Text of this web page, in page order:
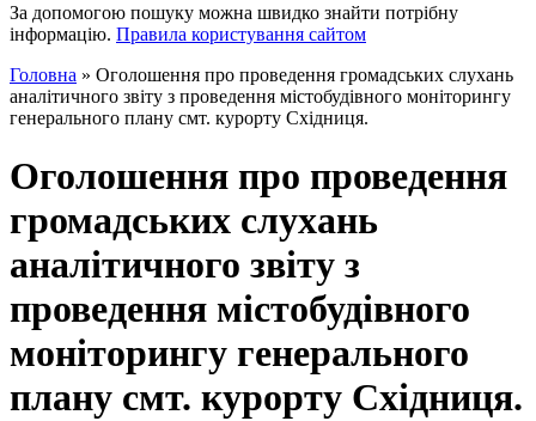
За допомогою пошуку можна швидко знайти потрібну
інформацію. Правила користування сайтом
Головна » Оголошення про проведення громадських слухань
аналітичного звіту з проведення містобудівного моніторингу
генерального плану смт. курорту Східниця.
Оголошення про проведення
громадських слухань
аналітичного звіту з
проведення містобудівного
моніторингу генерального
плану смт. курорту Східниця.